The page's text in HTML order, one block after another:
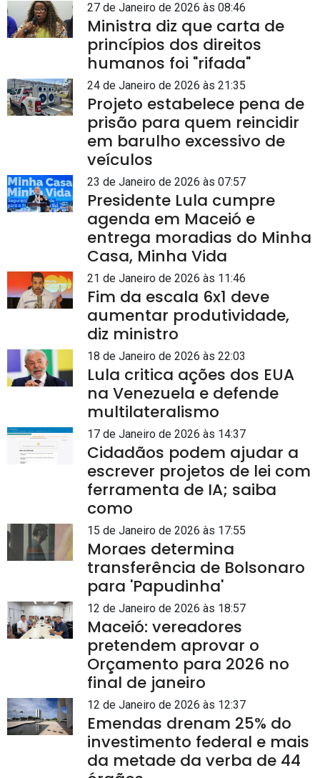
27 de Janeiro de 2026 às 08:46
Ministra diz que carta de
princípios dos direitos
humanos foi "rifada"
24 de Janeiro de 2026 às 21:35
Projeto estabelece pena de
prisão para quem reincidir
em barulho excessivo de
veículos
23 de Janeiro de 2026 às 07:57
Presidente Lula cumpre
agenda em Maceió e
entrega moradias do Minha
Casa, Minha Vida
21 de Janeiro de 2026 às 11:46
Fim da escala 6x1 deve
aumentar produtividade,
diz ministro
18 de Janeiro de 2026 às 22:03
Lula critica ações dos EUA
na Venezuela e defende
multilateralismo
17 de Janeiro de 2026 às 14:37
Cidadãos podem ajudar a
escrever projetos de lei com
ferramenta de IA; saiba
como
15 de Janeiro de 2026 às 17:55
Moraes determina
transferência de Bolsonaro
para 'Papudinha'
12 de Janeiro de 2026 às 18:57
Maceió: vereadores
pretendem aprovar o
Orçamento para 2026 no
final de janeiro
12 de Janeiro de 2026 às 12:37
Emendas drenam 25% do
investimento federal e mais
da metade da verba de 44